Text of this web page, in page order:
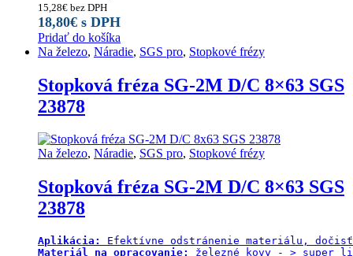
15,28€ bez DPH
18,80€ s DPH
Pridať do košíka
Na železo, Náradie, SGS pro, Stopkové frézy
Stopková fréza SG-2M D/C 8×63 SGS
23878
Na železo, Náradie, SGS pro, Stopkové frézy
Stopková fréza SG-2M D/C 8×63 SGS
23878
Aplikácia:
Materiál na opracovanie: